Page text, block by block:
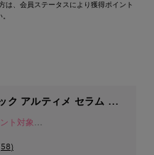
は、会員ステータスにより獲得ポイント
ク アルティメ セラム 定
ト対象